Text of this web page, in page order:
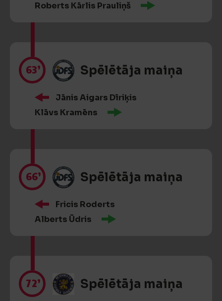
Roberts Kārlis Prauliņš
63’ Spēlētāja maiņa
Jānis Aigars Dīriķis
Klāvs Kramēns
66’ Spēlētāja maiņa
Fricis Roderts
Alberts Ūdris
72’ Spēlētāja maiņa